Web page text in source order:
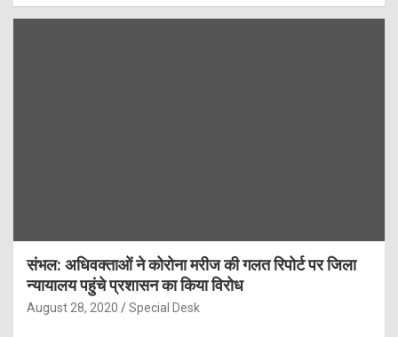
संभल: अधिवक्ताओं ने कोरोना मरीज की गलत रिपोर्ट पर जिला
न्यायालय पहुंचे प्रशासन का किया विरोध
August 28, 2020 Special Desk